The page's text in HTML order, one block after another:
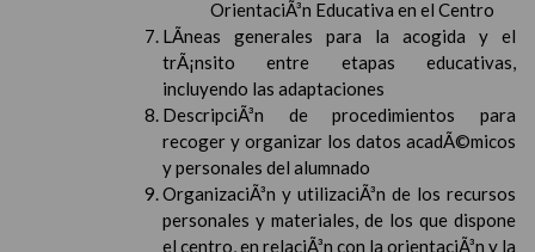
OrientaciÃ³n Educativa en el Centro
LÃ­neas generales para la acogida y el
trÃ¡nsito entre etapas educativas,
incluyendo las adaptaciones
DescripciÃ³n de procedimientos para
recoger y organizar los datos acadÃ©micos
y personales del alumnado
OrganizaciÃ³n y utilizaciÃ³n de los recursos
personales y materiales, de los que dispone
el centro, en relaciÃ³n con la orientaciÃ³n y la